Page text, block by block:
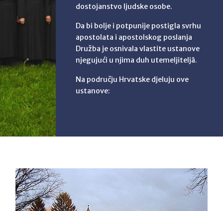
dostojanstvo ljudske osobe.
Da bi bolje i potpunije postigla svrhu
apostolata i apostolskog poslanja
Družba je osnivala vlastite ustanove
njegujući u njima duh utemeljiteljâ.
Na području Hrvatske djeluju ove
ustanove: